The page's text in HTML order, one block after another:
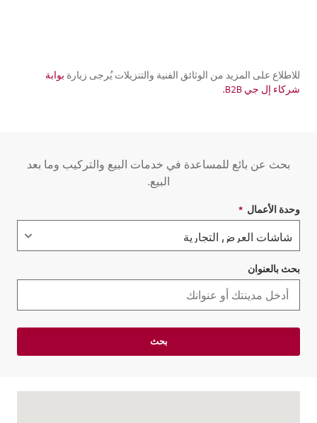
للاطلاع على المزيد من الوثائق الفنية والتنزيلات يُرجى زيارة بوابة
شركاء إل جي B2B.
بحث عن بائع للمساعدة في خدمات البيع والتركيب وما بعد
البيع.
وحدة الأعمال *
بحث بالعنوان
بحث